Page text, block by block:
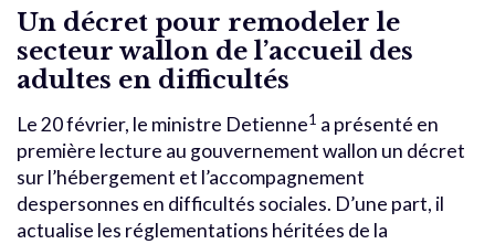
Un décret pour remodeler le
secteur wallon de l’accueil des
adultes en difficultés
Le 20 février, le ministre Detienne1 a présenté en
première lecture au gouvernement wallon un décret
sur l’hébergement et l’accompagnement
despersonnes en difficultés sociales. D’une part, il
actualise les réglementations héritées de la